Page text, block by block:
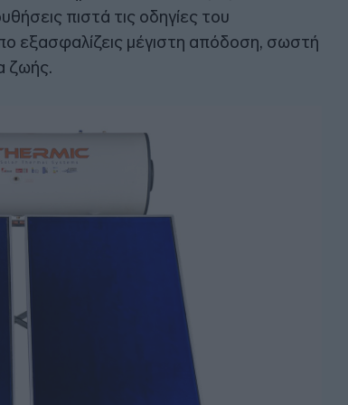
πιστά τις οδηγίες του
εξασφαλίζεις μέγιστη απόδοση, σωστή
ζωής.